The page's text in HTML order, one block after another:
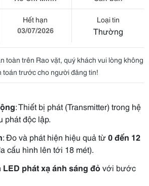
Hết hạn
03/07/2026
Loại tin
Thường
toàn trên Rao vặt, quý khách vui lòng không
toán trước cho người đăng tin!
: Thiết bị phát (Transmitter) trong hệ
phát độc lập.
: Đo và phát hiện hiệu quả từ0 đến 12
cấu hình lên tới 18 mét).
LED phát xạ ánh sáng đỏvới bước